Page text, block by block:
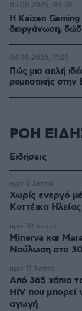
H Kaizen
διοργάνωση,
05.08.2026, 08:38
Πώς μια απλή
ρομποτικής
04.08.2026, 11:20
ΡΟΗ
Ειδήσεις
Χωρίς ενεργό
Κοττέικα
πριν 5 λεπτά
Minerva και
Ναύλωση στα
πριν 10 λεπτά
Από 365 χάπια
HIV που μπορεί
αγωγή
πριν 11 λεπτά